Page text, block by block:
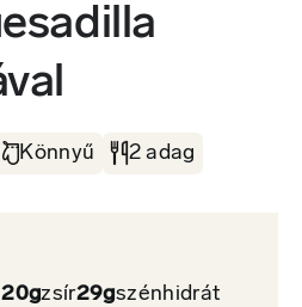
Könnyű 2 adag
20gzsír29gszénhidrát